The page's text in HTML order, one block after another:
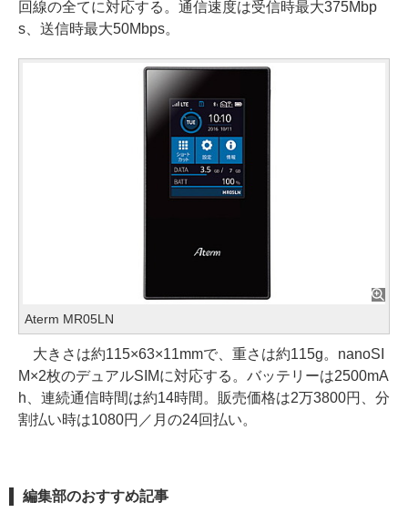
回線の全てに対応する。通信速度は受信時最大375Mbp
s、送信時最大50Mbps。
Aterm MR05LN
大きさは約115×63×11mmで、重さは約115g。nanoSI
M×2枚のデュアルSIMに対応する。バッテリーは2500mA
h、連続通信時間は約14時間。販売価格は2万3800円、分
割払い時は1080円／月の24回払い。
編集部のおすすめ記事